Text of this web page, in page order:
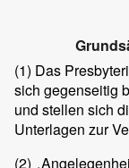
(1) Das
sich gegenseitig
und stellen sich
Unterlagen zur
(2)